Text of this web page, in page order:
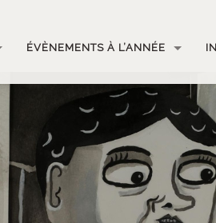
ÉVÈNEMENTS À L’ANNÉE